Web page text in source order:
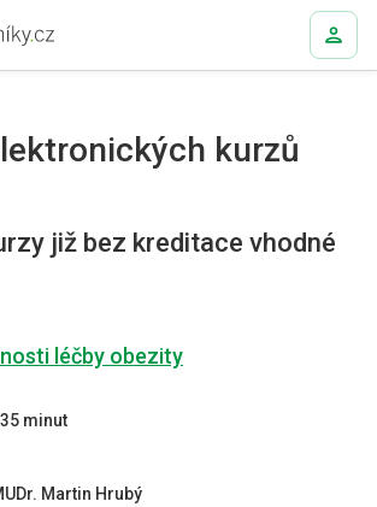
kurzů
již bez kreditace vhodné
léčby obezity
minut
Martin Hrubý